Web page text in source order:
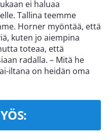
ei haluaa
Tallina teemme
Horner myöntää, että
kuten jo aiempina
toteaa, että
radalla. – Mitä he
iltana on heidän oma